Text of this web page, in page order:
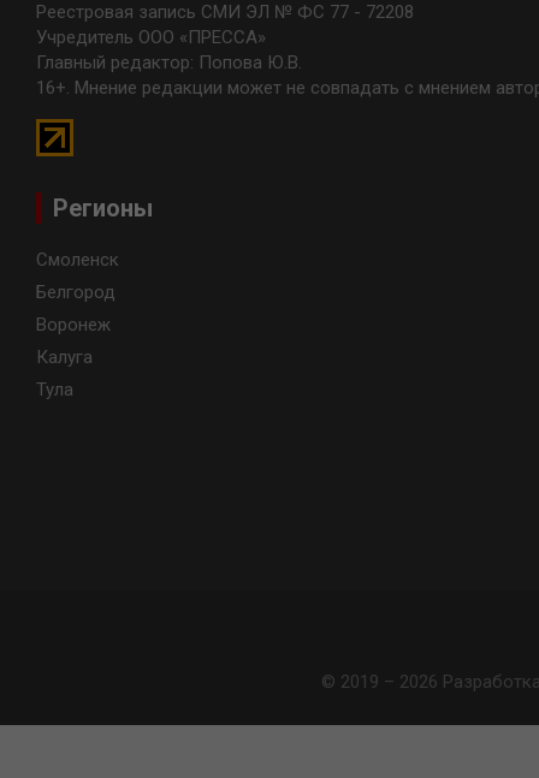
Реестровая запись СМИ ЭЛ № ФС 77 - 72208
Учредитель ООО «ПРЕССА»
Главный редактор: Попова Ю.В.
16+. Мнение редакции может не совпадать с мнением
Регионы
Смоленск
Белгород
Воронеж
Калуга
Тула
© 2019 – 2026